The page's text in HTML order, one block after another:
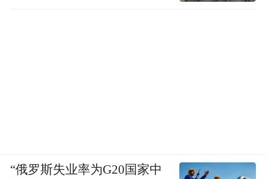
“俄罗斯失业率为G20国家中